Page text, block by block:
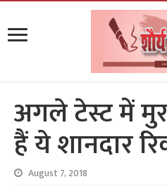
अगले टेस्ट में
हैं ये शानदार
August 7, 2018